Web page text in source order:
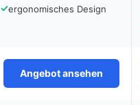
✓ergonomisches Design
Angebot ansehen